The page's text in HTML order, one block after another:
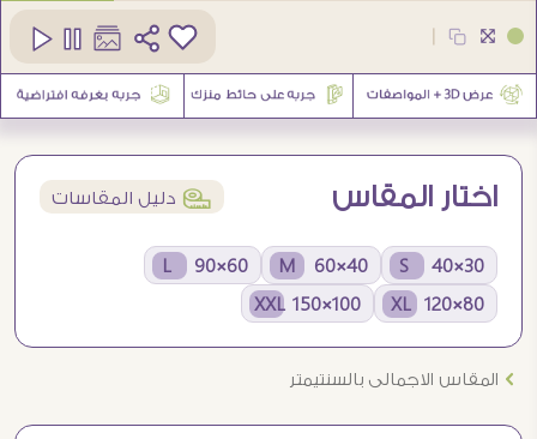
اختار المقاس í دليل المقاسات
30×40 S
40×60 M
60×90 L
80×120 XL
100×150 XXL
Ö المقاس الاجمالى بالسنتيمتر